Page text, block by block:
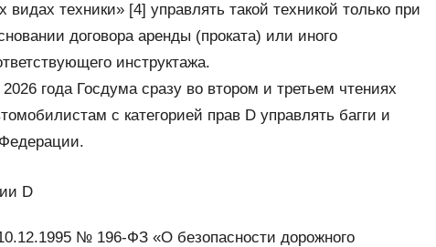
техники» [4] управлять такой техникой только при
договора аренды (проката) или иного
инструктажа.
года Госдума сразу во втором и третьем чтениях
с категорией прав D управлять багги и
D
№ 196-ФЗ «О безопасности дорожного